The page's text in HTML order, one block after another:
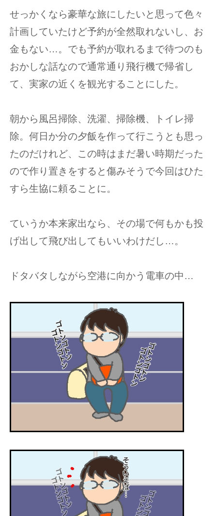
せっかくなら豪華な旅にしたいと思って色々
計画していたけど予約が全然取れないし、お
金もない…。でも予約が取れるまで待つのも
おかしな話なので通常通り飛行機で帰省し
て、実家の近くを観光することにした。
朝から風呂掃除、洗濯、掃除機、トイレ掃
除。何日か分の夕飯を作って行こうとも思っ
たのだけれど、この時はまだ暑い時期だった
ので作り置きをすると傷みそうで今回はひた
すら生協に頼ることに。
ていうか本来家出なら、その場で何もかも投
げ出して飛び出してもいいわけだし…。
ドタバタしながら空港に向かう電車の中…